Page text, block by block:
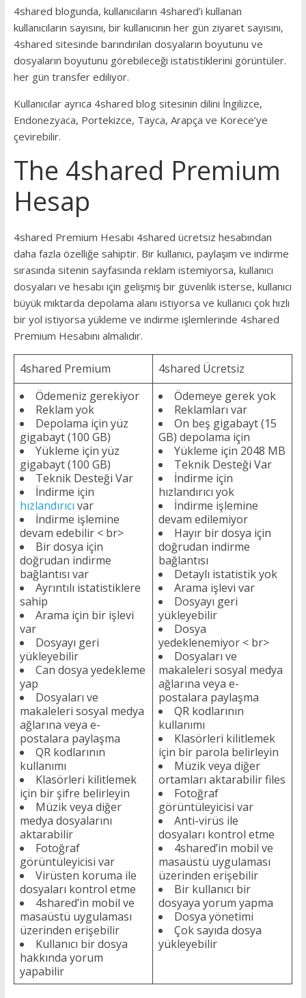
4shared blogunda, kullanıcıların 4shared’i kullanan
kullanıcıların sayısını, bir kullanıcının her gün ziyaret sayısını,
4shared sitesinde barındırılan dosyaların boyutunu ve
dosyaların boyutunu görebileceği istatistiklerini görüntüler.
her gün transfer ediliyor.
Kullanıcılar ayrıca 4shared blog sitesinin dilini İngilizce,
Endonezyaca, Portekizce, Tayca, Arapça ve Korece’ye
çevirebilir.
The 4shared Premium
Hesap
4shared Premium Hesabı 4shared ücretsiz hesabından
daha fazla özelliğe sahiptir. Bir kullanıcı, paylaşım ve indirme
sırasında sitenin sayfasında reklam istemiyorsa, kullanıcı
dosyaları ve hesabı için gelişmiş bir güvenlik isterse, kullanıcı
büyük miktarda depolama alanı istiyorsa ve kullanıcı çok hızlı
bir yol istiyorsa yükleme ve indirme işlemlerinde 4shared
Premium Hesabını almalıdır.
4shared Premium
4shared Ücretsiz
Ödemeniz gerekiyor
Reklam yok
Depolama için yüz
gigabayt (100 GB)
Yükleme için yüz
gigabayt (100 GB)
Teknik Desteği Var
İndirme için
hızlandırıcı var
İndirme işlemine
devam edebilir < br>
Bir dosya için
doğrudan indirme
bağlantısı var
Ayrıntılı istatistiklere
sahip
Arama için bir işlevi
var
Dosyayı geri
yükleyebilir
Can dosya yedekleme
yap
Dosyaları ve
makaleleri sosyal medya
ağlarına veya e-
postalara paylaşma
QR kodlarının
kullanımı
Klasörleri kilitlemek
için bir şifre belirleyin
Müzik veya diğer
medya dosyalarını
aktarabilir
Fotoğraf
görüntüleyicisi var
Virüsten koruma ile
dosyaları kontrol etme
4shared’in mobil ve
masaüstü uygulaması
üzerinden erişebilir
Kullanıcı bir dosya
hakkında yorum
yapabilir
Ödemeye gerek yok
Reklamları var
On beş gigabayt (15
GB) depolama için
Yükleme için 2048 MB
Teknik Desteği Var
İndirme için
hızlandırıcı yok
İndirme işlemine
devam edilemiyor
Hayır bir dosya için
doğrudan indirme
bağlantısı
Detaylı istatistik yok
Arama işlevi var
Dosyayı geri
yükleyebilir
Dosya
yedeklenemiyor < br>
Dosyaları ve
makaleleri sosyal medya
ağlarına veya e-
postalara paylaşma
QR kodlarının
kullanımı
Klasörleri kilitlemek
için bir parola belirleyin
Müzik veya diğer
ortamları aktarabilir files
Fotoğraf
görüntüleyicisi var
Anti-virüs ile
dosyaları kontrol etme
4shared’in mobil ve
masaüstü uygulaması
üzerinden erişebilir
Bir kullanıcı bir
dosyaya yorum yapma
Dosya yönetimi
Çok sayıda dosya
yükleyebilir